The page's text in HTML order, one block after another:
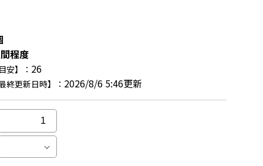
程度
安】： 26
終更新日時】： 2026/8/6 5:46更新